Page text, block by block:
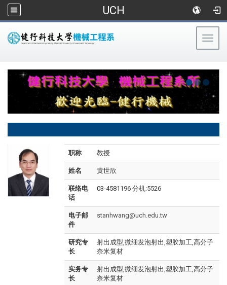
UCH
职称 教授
姓名 黄世欣
联络电
话
03-4581196 分机:5526
电子邮
件
stanhwang@uch.edu.tw
研究专
长
射出成型,微细发泡射出,塑胶加工,高分子
奈米复材
实务专
长
射出成型,微细发泡射出,塑胶加工,高分子
奈米复材